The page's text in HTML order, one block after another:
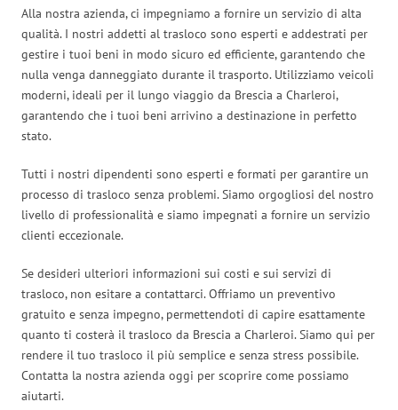
Alla nostra azienda, ci impegniamo a fornire un servizio di alta
qualità. I nostri addetti al trasloco sono esperti e addestrati per
gestire i tuoi beni in modo sicuro ed efficiente, garantendo che
nulla venga danneggiato durante il trasporto. Utilizziamo veicoli
moderni, ideali per il lungo viaggio da Brescia a Charleroi,
garantendo che i tuoi beni arrivino a destinazione in perfetto
stato.
Tutti i nostri dipendenti sono esperti e formati per garantire un
processo di trasloco senza problemi. Siamo orgogliosi del nostro
livello di professionalità e siamo impegnati a fornire un servizio
clienti eccezionale.
Se desideri ulteriori informazioni sui costi e sui servizi di
trasloco, non esitare a contattarci. Offriamo un preventivo
gratuito e senza impegno, permettendoti di capire esattamente
quanto ti costerà il trasloco da Brescia a Charleroi. Siamo qui per
rendere il tuo trasloco il più semplice e senza stress possibile.
Contatta la nostra azienda oggi per scoprire come possiamo
aiutarti.